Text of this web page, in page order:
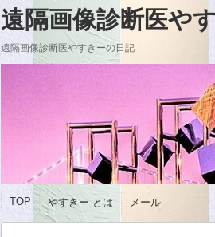
遠隔画像診断医や
遠隔画像診断医やすきーの日記
TOP やすきー とは メール